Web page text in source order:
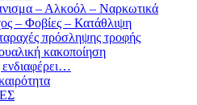
– Αλκοόλ – Ναρκωτικά
– Φοβίες – Κατάθλιψη
πρόσληψης τροφής
κακοποίηση